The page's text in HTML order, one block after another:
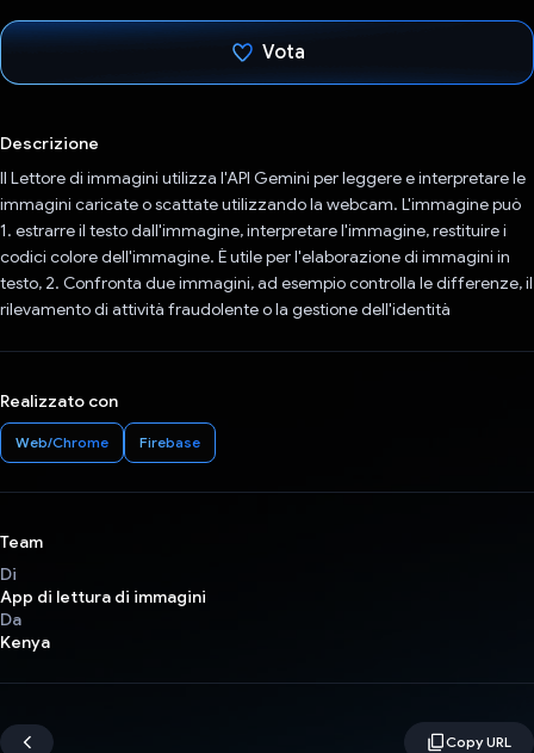
Vota
Descrizione
Il Lettore di immagini utilizza l'API Gemini per leggere e interpretare le
immagini caricate o scattate utilizzando la webcam. L'immagine può
1. estrarre il testo dall'immagine, interpretare l'immagine, restituire i
codici colore dell'immagine. È utile per l'elaborazione di immagini in
testo, 2. Confronta due immagini, ad esempio controlla le differenze, il
rilevamento di attività fraudolente o la gestione dell'identità
Realizzato con
Web/Chrome Firebase
Team
Di
App di lettura di immagini
Da
Kenya